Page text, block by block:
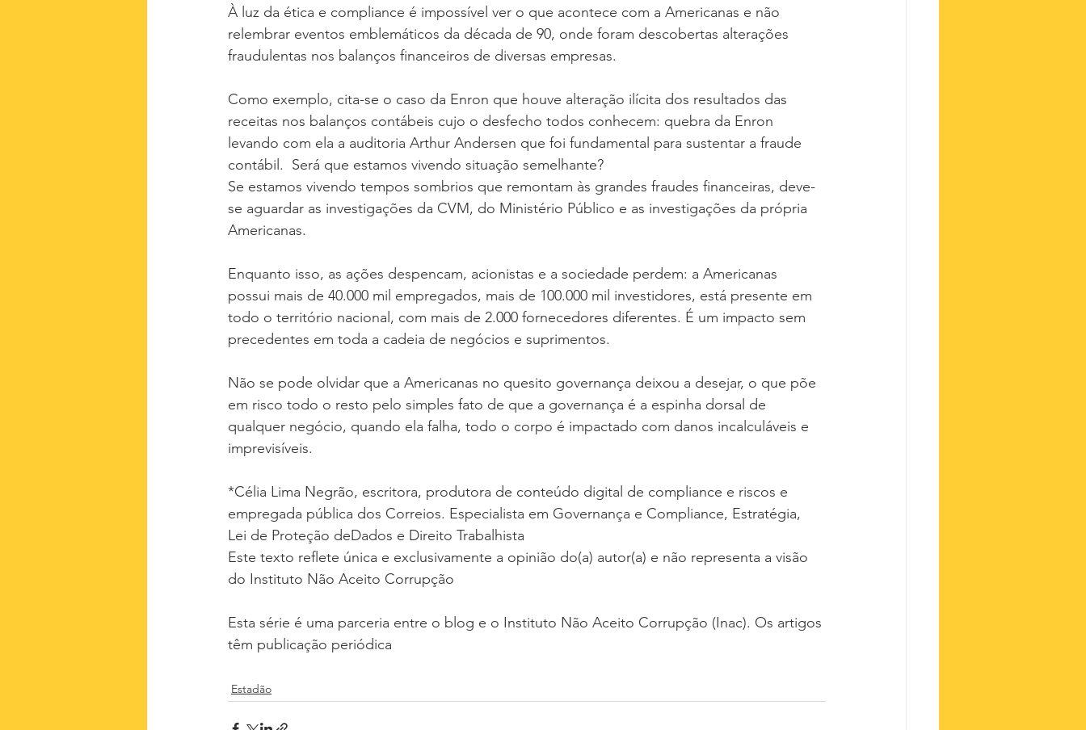
À luz da ética e compliance é impossível ver o que acontece com a Americanas e não
relembrar eventos emblemáticos da década de 90, onde foram descobertas alterações
fraudulentas nos balanços financeiros de diversas empresas.
Como exemplo, cita-se o caso da Enron que houve alteração ilícita dos resultados das
receitas nos balanços contábeis cujo o desfecho todos conhecem: quebra da Enron
levando com ela a auditoria Arthur Andersen que foi fundamental para sustentar a fraude
contábil.  Será que estamos vivendo situação semelhante?
Se estamos vivendo tempos sombrios que remontam às grandes fraudes financeiras, deve-
se aguardar as investigações da CVM, do Ministério Público e as investigações da própria
Americanas.
Enquanto isso, as ações despencam, acionistas e a sociedade perdem: a Americanas
possui mais de 40.000 mil empregados, mais de 100.000 mil investidores, está presente em
todo o território nacional, com mais de 2.000 fornecedores diferentes. É um impacto sem
precedentes em toda a cadeia de negócios e suprimentos.
Não se pode olvidar que a Americanas no quesito governança deixou a desejar, o que põe
em risco todo o resto pelo simples fato de que a governança é a espinha dorsal de
qualquer negócio, quando ela falha, todo o corpo é impactado com danos incalculáveis e
imprevisíveis.
*Célia Lima Negrão, escritora, produtora de conteúdo digital de compliance e riscos e
empregada pública dos Correios. Especialista em Governança e Compliance, Estratégia,
Lei de Proteção deDados e Direito Trabalhista
Este texto reflete única e exclusivamente a opinião do(a) autor(a) e não representa a visão
do Instituto Não Aceito Corrupção
Esta série é uma parceria entre o blog e o Instituto Não Aceito Corrupção (Inac). Os artigos
têm publicação periódica
Estadão